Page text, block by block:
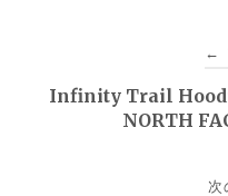
←
Infinity Trail
NORTH
次